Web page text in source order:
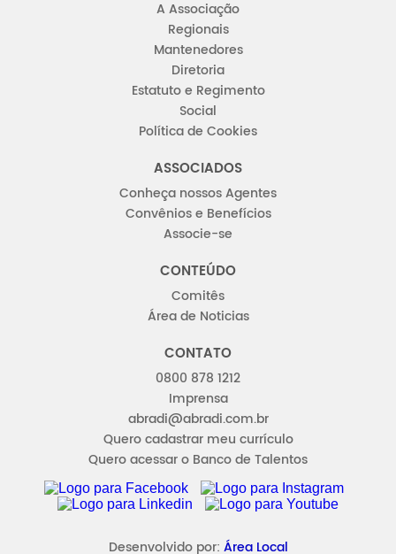
A Associação
Regionais
Mantenedores
Diretoria
Estatuto e Regimento
Social
Política de Cookies
ASSOCIADOS
Conheça nossos Agentes
Convênios e Benefícios
Associe-se
CONTEÚDO
Comitês
Área de Noticias
CONTATO
0800 878 1212
Imprensa
abradi@abradi.com.br
Quero cadastrar meu currículo
Quero acessar o Banco de Talentos
FACEBOOK INSTAGRAM
LINKEDIN YOUTUBE
Desenvolvido por: Área Local